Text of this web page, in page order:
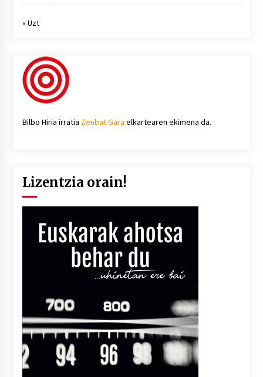
« Uzt
Bilbo Hiria irratia Zenbat Gara elkartearen ekimena da.
Lizentzia orain!